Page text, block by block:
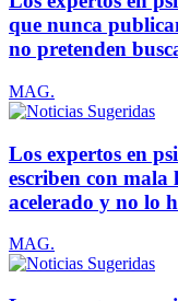
que nunca
no pretenden
MAG.
Los expertos en
escriben con mala
acelerado y no lo
MAG.